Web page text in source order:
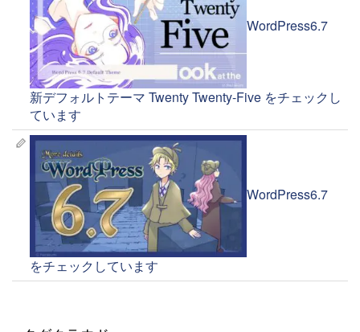
WordPress6.7
新デフォルトテーマ Twenty Twenty-Five をチェックし
ています
WordPress6.7
をチェックしています